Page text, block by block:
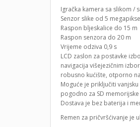
Igračka kamera sa slikom /
Senzor slike od 5
Raspon bljeskalice do 15 m
Raspon senzora do 20 m
Vrijeme odziva 0,9 s
LCD zaslon za postavke
navigacija višejezičnim
robusno kućište, otporno
Moguće je priključiti vanjsku
pogodno za SD
Dostava je bez baterija i
Remen za pričvršćivanje je